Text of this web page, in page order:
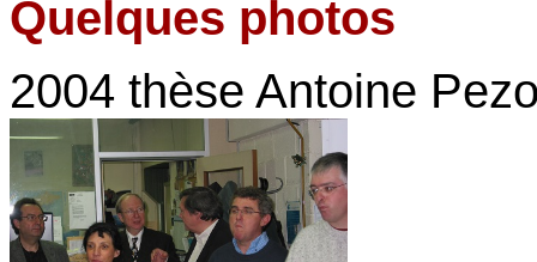
Quelques photos
2004 thèse Antoine